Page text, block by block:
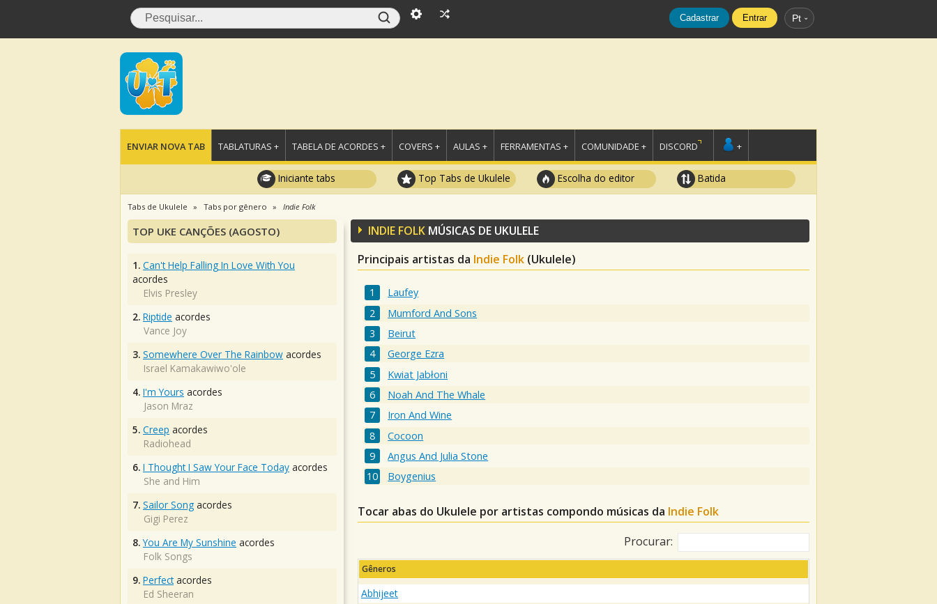
Cadastrar Entrar Pt
ENVIAR NOVA TAB TABLATURAS + TABELA DE ACORDES + COVERS + AULAS + FERRAMENTAS + COMUNIDADE + DISCORD +
Iniciante tabs Top Tabs de Ukulele Escolha do editor Batida
Tabs de Ukulele Tabs por gênero Indie Folk
INDIE FOLK MÚSICAS DE UKULELE
Principais artistas da Indie Folk (Ukulele)
Laufey
Mumford And Sons
Beirut
George Ezra
Kwiat Jabłoni
Noah And The Whale
Iron And Wine
Cocoon
Angus And Julia Stone
Boygenius
Tocar abas do Ukulele por artistas compondo músicas da Indie Folk
Procurar:
Gêneros
Abhijeet
TOP UKE CANÇÕES (AGOSTO)
1. Can't Help Falling In Love With You
acordes
Elvis Presley
2. Riptide acordes
Vance Joy
3. Somewhere Over The Rainbow acordes
Israel Kamakawiwo'ole
4. I'm Yours acordes
Jason Mraz
5. Creep acordes
Radiohead
6. I Thought I Saw Your Face Today acordes
She and Him
7. Sailor Song acordes
Gigi Perez
8. You Are My Sunshine acordes
Folk Songs
9. Perfectacordes
Ed Sheeran